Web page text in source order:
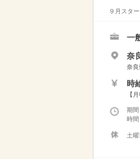
９月スタ
一
奈
奈
時
【
期
時
土